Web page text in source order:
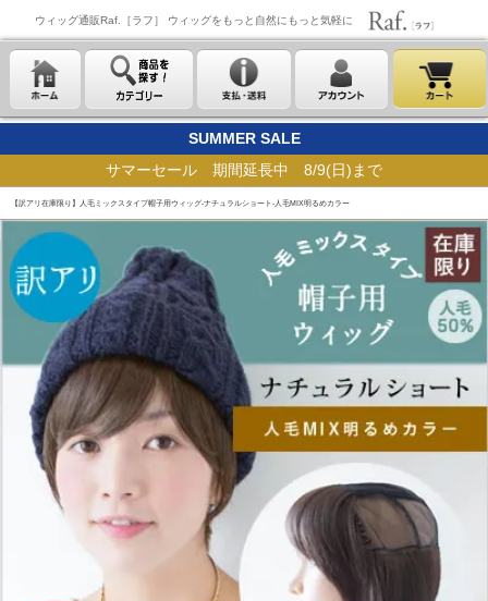
ウィッグ通販Raf.［ラフ］ ウィッグをもっと自然にもっと気軽に
SUMMER SALE
サマーセール 期間延長中 8/9(日)まで
【訳アリ在庫限り】人毛ミックスタイプ帽子用ウィッグ-ナチュラルショート-人毛MIX明るめカラー